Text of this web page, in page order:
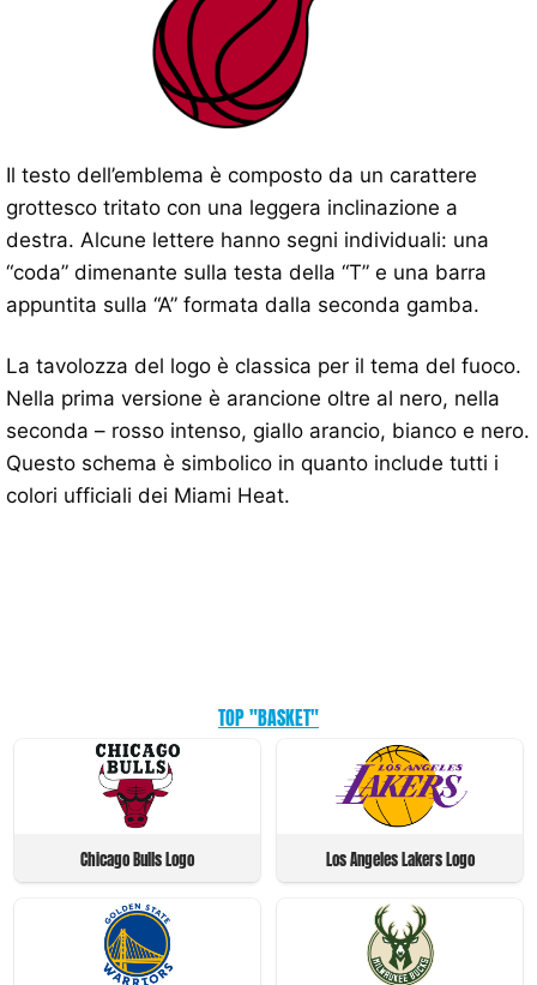
Il testo dell’emblema è composto da un carattere
grottesco tritato con una leggera inclinazione a
destra. Alcune lettere hanno segni individuali: una
“coda” dimenante sulla testa della “T” e una barra
appuntita sulla “A” formata dalla seconda gamba.
La tavolozza del logo è classica per il tema del fuoco.
Nella prima versione è arancione oltre al nero, nella
seconda – rosso intenso, giallo arancio, bianco e nero.
Questo schema è simbolico in quanto include tutti i
colori ufficiali dei Miami Heat.
TOP "BASKET"
Chicago Bulls Logo Los Angeles Lakers Logo